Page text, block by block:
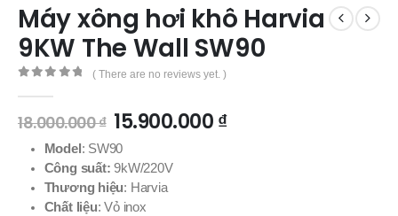
Máy xông hơi khô Harvia
9KW The Wall SW90
( There are no reviews yet. )
18.000.000₫ 15.900.000₫
Model : SW90
Công suất: 9kW/220V
Thương hiệu: Harvia
Chất liệu: Vỏ inox